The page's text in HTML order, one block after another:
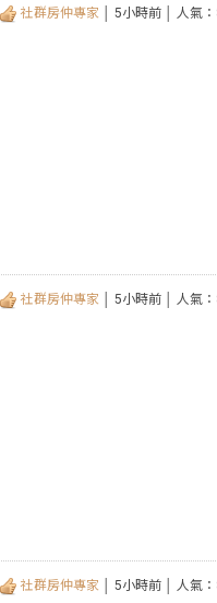
社群房仲專家 │ 5小時前 │ 人氣
社群房仲專家 │ 5小時前 │ 人氣
社群房仲專家 │ 5小時前 │ 人氣：